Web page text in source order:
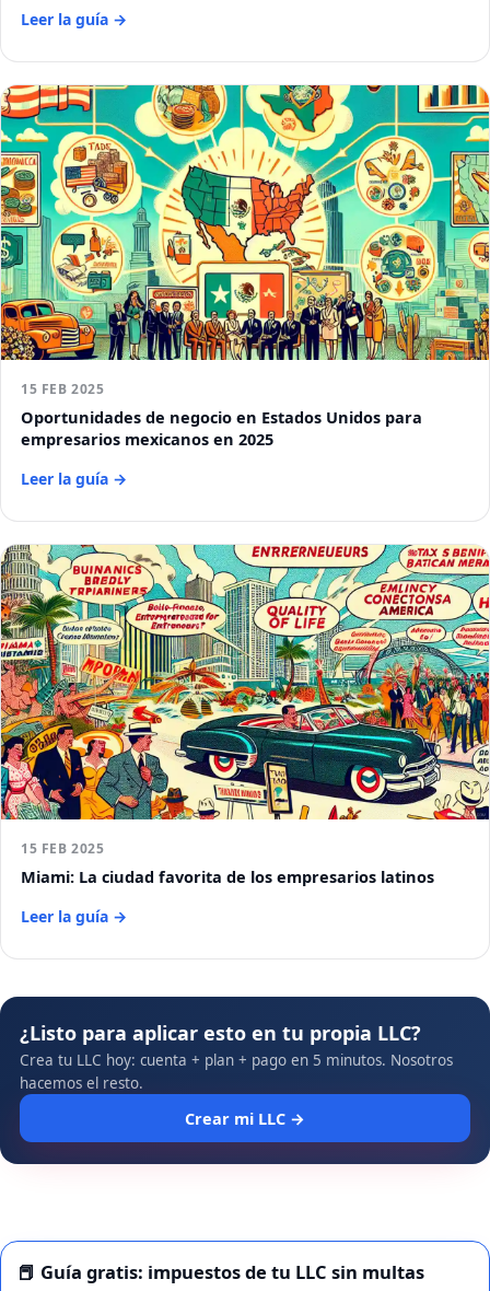
Leer la guía →
15 FEB 2025
Oportunidades de negocio en Estados Unidos para
empresarios mexicanos en 2025
Leer la guía →
15 FEB 2025
Miami: La ciudad favorita de los empresarios latinos
Leer la guía →
¿Listo para aplicar esto en tu propia LLC?
Crea tu LLC hoy: cuenta + plan + pago en 5 minutos. Nosotros
hacemos el resto.
Crear mi LLC →
📕 Guía gratis: impuestos de tu LLC sin multas